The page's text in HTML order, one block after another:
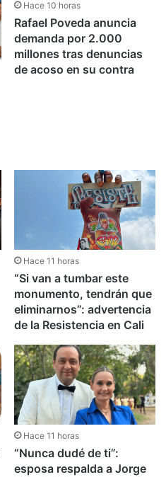
Hace 10 horas
Rafael Poveda anuncia
demanda por 2.000
millones tras denuncias
de acoso en su contra
Hace 11 horas
“Si van a tumbar este
monumento, tendrán que
eliminarnos”: advertencia
de la Resistencia en Cali
Hace 11 horas
“Nunca dudé de ti”:
esposa respalda a Jorge